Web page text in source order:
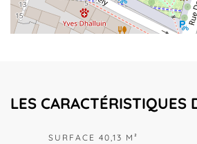
LES CARACTÉRISTIQUES
SURFACE 40,13 M²